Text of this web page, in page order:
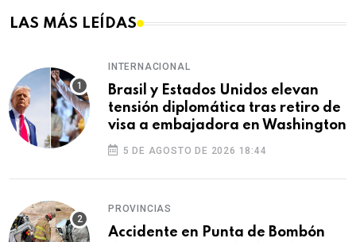
LAS MÁS LEÍDAS
INTERNACIONAL
Brasil y Estados Unidos elevan
tensión diplomática tras retiro de
visa a embajadora en Washington
5 DE AGOSTO DE 2026 18:44
PROVINCIAS
Accidente en Punta de Bombón